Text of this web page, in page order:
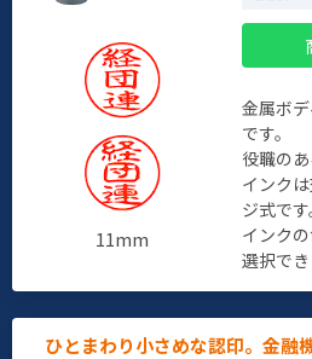
11mm
金属ボ
です。
役職のあ
インク
ジ式です
インク
選択でき
ひとまわり小さめな認印。金融